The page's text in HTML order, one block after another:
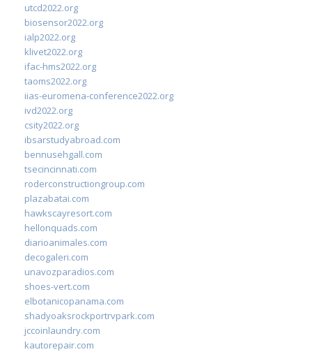
utcd2022.org
biosensor2022.org
ialp2022.org
klivet2022.org
ifac-hms2022.org
taoms2022.org
iias-euromena-conference2022.org
ivd2022.org
csity2022.org
ibsarstudyabroad.com
bennusehgall.com
tsecincinnati.com
roderconstructiongroup.com
plazabatai.com
hawkscayresort.com
hellonquads.com
diarioanimales.com
decogaleri.com
unavozparadios.com
shoes-vert.com
elbotanicopanama.com
shadyoaksrockportrvpark.com
jccoinlaundry.com
kautorepair.com